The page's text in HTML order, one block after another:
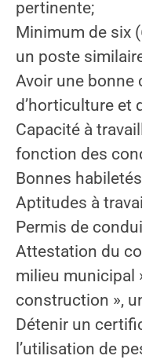
pertinente;
Minimum de six
un poste
Avoir une bonne
d’horticulture et
Capacité à
fonction des
Bonnes
Aptitudes à
Permis de
Attestation du
milieu municipal
construction »,
Détenir un
l’utilisation de